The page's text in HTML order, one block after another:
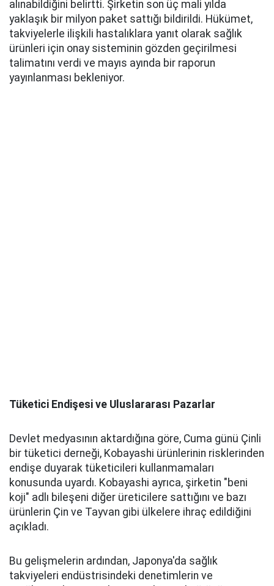
alınabildiğini belirtti. Şirketin son üç mali yılda
yaklaşık bir milyon paket sattığı bildirildi. Hükümet,
takviyelerle ilişkili hastalıklara yanıt olarak sağlık
ürünleri için onay sisteminin gözden geçirilmesi
talimatını verdi ve mayıs ayında bir raporun
yayınlanması bekleniyor.
Tüketici Endişesi ve Uluslararası Pazarlar
Devlet medyasının aktardığına göre, Cuma günü Çinli
bir tüketici derneği, Kobayashi ürünlerinin risklerinden
endişe duyarak tüketicileri kullanmamaları
konusunda uyardı. Kobayashi ayrıca, şirketin "beni
koji" adlı bileşeni diğer üreticilere sattığını ve bazı
ürünlerin Çin ve Tayvan gibi ülkelere ihraç edildiğini
açıkladı.
Bu gelişmelerin ardından, Japonya'da sağlık
takviyeleri endüstrisindeki denetimlerin ve